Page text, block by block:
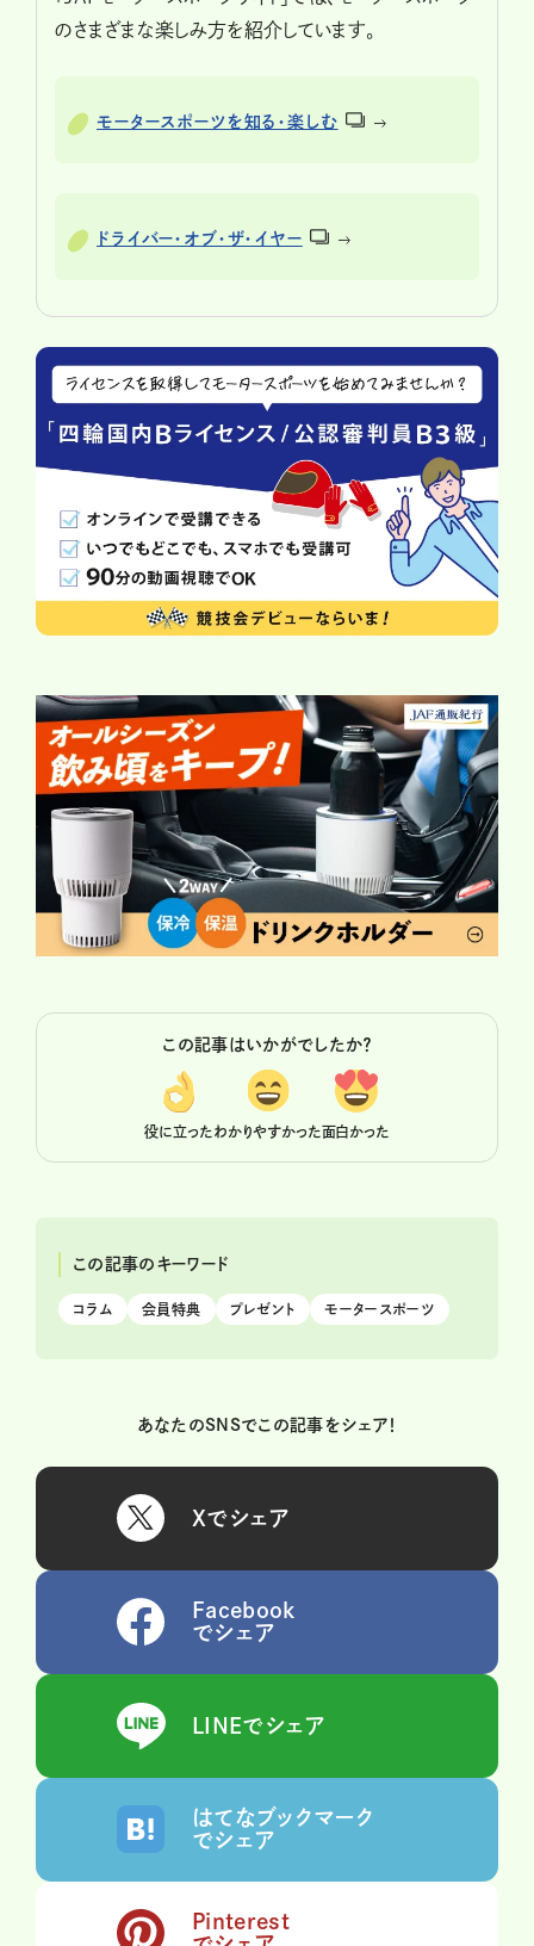
のさまざまな楽しみ方を紹介しています。
モータースポーツを知る・楽しむ
ドライバー・オブ・ザ・イヤー
この記事はいかがでしたか？
役に立ったわかりやすかった面白かった
この記事のキーワード
コラム 会員特典 プレゼント モータースポーツ
あなたのSNSでこの記事をシェア！
Xでシェア
Facebook
でシェア
LINEでシェア
はてなブックマーク
でシェア
Pinterest